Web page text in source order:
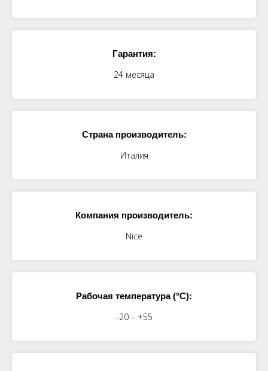
Гарантия:
24 месяца
Страна производитель:
Италия
Компания производитель:
Nice
Рабочая температура (°C):
-20 – +55